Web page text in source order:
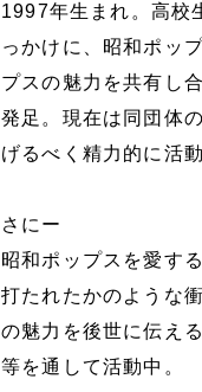
1997年生まれ。高校
っかけに、昭和ポッ
プスの魅力を共有し
発足。現在は同団体
げるべく精力的に活
さにー
昭和ポップスを愛す
打たれたかのような
の魅力を後世に伝え
等を通して活動中。